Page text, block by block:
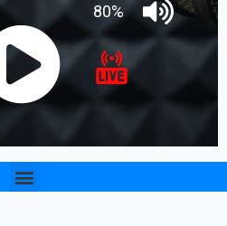
Menu